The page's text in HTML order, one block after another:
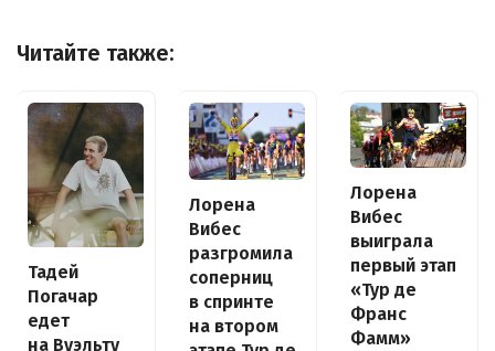
Читайте также:
Тадей
Погачар
едет
на Вуэльту
Лорена
Вибес
разгромила
соперниц
в спринте
на втором
Лорена
Вибес
выиграла
первый этап
«Тур де
Франс
Фамм»